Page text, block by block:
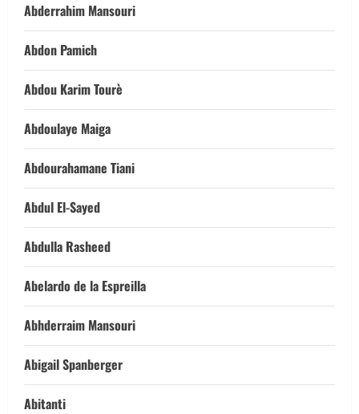
Abderrahim Mansouri
Abdon Pamich
Abdou Karim Tourè
Abdoulaye Maiga
Abdourahamane Tiani
Abdul El-Sayed
Abdulla Rasheed
Abelardo de la Espreilla
Abhderraim Mansouri
Abigail Spanberger
Abitanti